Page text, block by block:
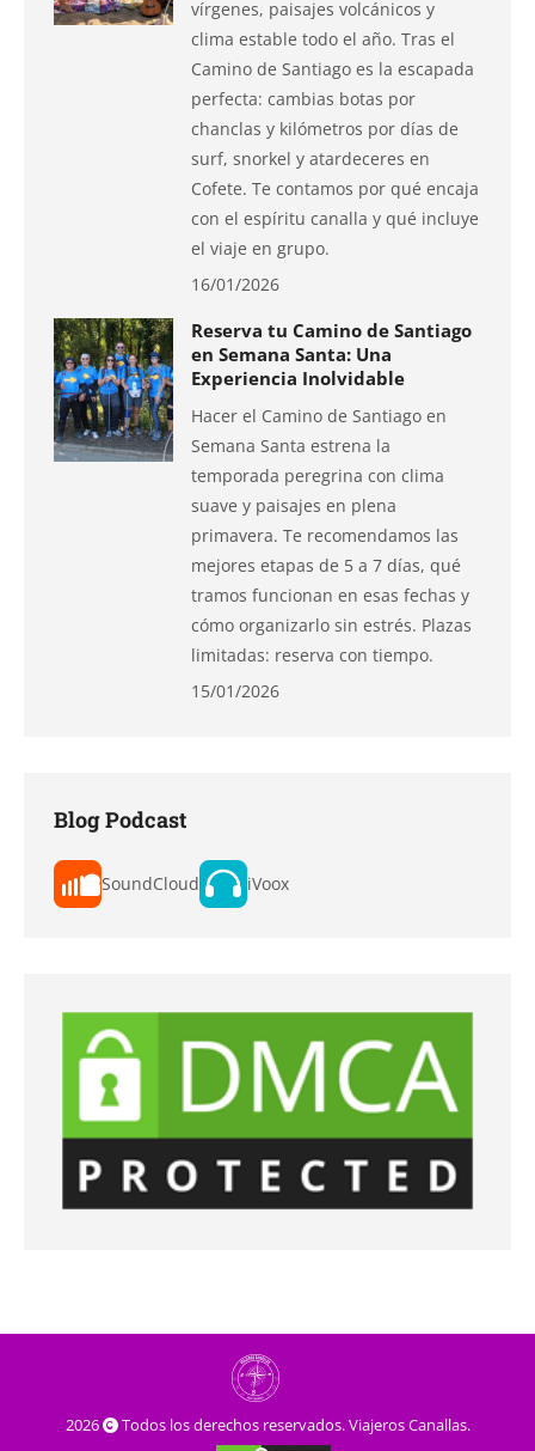
vírgenes, paisajes volcánicos y
clima estable todo el año. Tras el
Camino de Santiago es la escapada
perfecta: cambias botas por
chanclas y kilómetros por días de
surf, snorkel y atardeceres en
Cofete. Te contamos por qué encaja
con el espíritu canalla y qué incluye
el viaje en grupo.
16/01/2026
Reserva tu Camino de Santiago
en Semana Santa: Una
Experiencia Inolvidable
Hacer el Camino de Santiago en
Semana Santa estrena la
temporada peregrina con clima
suave y paisajes en plena
primavera. Te recomendamos las
mejores etapas de 5 a 7 días, qué
tramos funcionan en esas fechas y
cómo organizarlo sin estrés. Plazas
limitadas: reserva con tiempo.
15/01/2026
Blog Podcast
SoundCloud iVoox
2026 Todos los derechos reservados. Viajeros Canallas.